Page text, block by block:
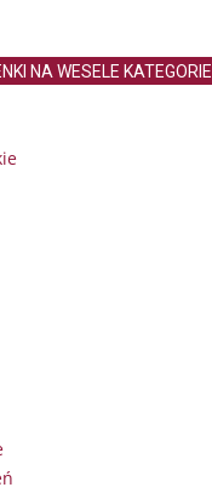
NA WESELE KATEGORIE